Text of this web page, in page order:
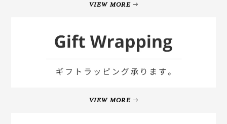
VIEW MORE
VIEW MORE